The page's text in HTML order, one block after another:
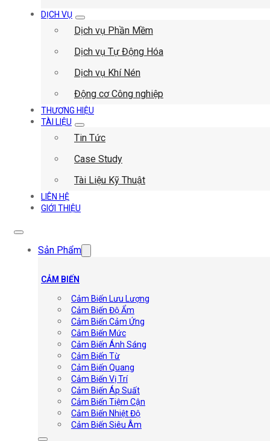
DỊCH VỤ
Dịch vụ Phần Mềm
Dịch vụ Tự Động Hóa
Dịch vụ Khí Nén
Động cơ Công nghiệp
THƯƠNG HIỆU
TÀI LIỆU
Tin Tức
Case Study
Tài Liệu Kỹ Thuật
LIÊN HỆ
GIỚI THIỆU
Sản Phẩm
CẢM BIẾN
Cảm Biến Lưu Lượng
Cảm Biến Độ Ẩm
Cảm Biến Cảm Ứng
Cảm Biến Mức
Cảm Biến Ánh Sáng
Cảm Biến Từ
Cảm Biến Quang
Cảm Biến Vị Trí
Cảm Biến Áp Suất
Cảm Biến Tiệm Cận
Cảm Biến Nhiệt Độ
Cảm Biến Siêu Âm